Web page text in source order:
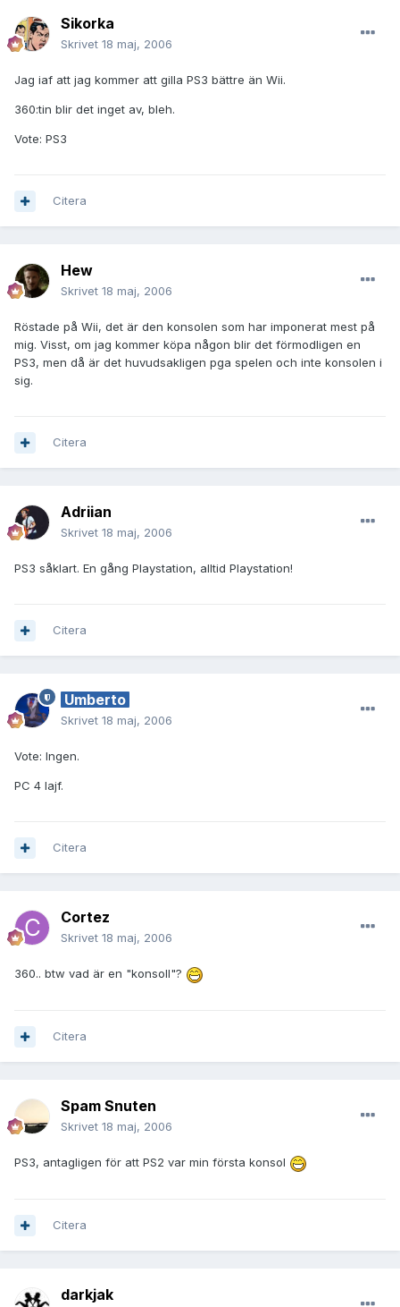
Sikorka
Skrivet 18 maj, 2006
Jag iaf att jag kommer att gilla PS3 bättre än Wii.
360:tin blir det inget av, bleh.
Vote: PS3
Citera
Hew
Skrivet 18 maj, 2006
Röstade på Wii, det är den konsolen som har imponerat mest på
mig. Visst, om jag kommer köpa någon blir det förmodligen en
PS3, men då är det huvudsakligen pga spelen och inte konsolen i
sig.
Citera
Adriian
Skrivet 18 maj, 2006
PS3 såklart. En gång Playstation, alltid Playstation!
Citera
Umberto
Skrivet 18 maj, 2006
Vote: Ingen.
PC 4 lajf.
Citera
Cortez
Skrivet 18 maj, 2006
360.. btw vad är en "konsoll"?
Citera
Spam Snuten
Skrivet 18 maj, 2006
PS3, antagligen för att PS2 var min första konsol
Citera
darkjak